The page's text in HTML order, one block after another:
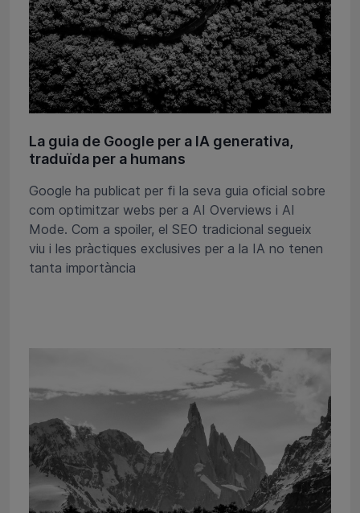
La guia de Google per a IA generativa,
traduïda per a humans
Google ha publicat per fi la seva guia oficial sobre
com optimitzar webs per a AI Overviews i AI
Mode. Com a spoiler, el SEO tradicional segueix
viu i les pràctiques exclusives per a la IA no tenen
tanta importància